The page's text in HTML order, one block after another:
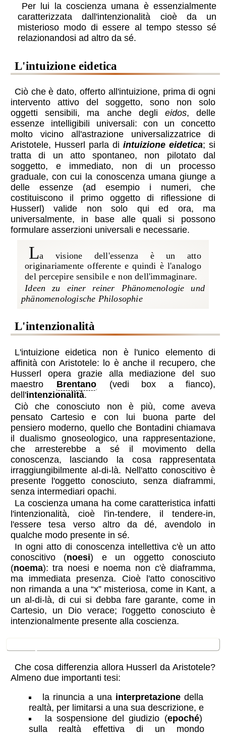
Per lui la coscienza umana è essenzialmente
caratterizzata dall'intenzionalità cioè da un
misterioso modo di essere al tempo stesso sé
relazionandosi ad altro da sé.
l'intuizione eidetica
Ciò che è dato, offerto all'intuizione, prima di ogni
intervento attivo del soggetto, sono non solo
oggetti sensibili, ma anche degli eidos, delle
essenze intelligibili universali: con un concetto
molto vicino all'astrazione universalizzatrice di
Aristotele, Husserl parla diintuizione eidetica; si
tratta di un atto spontaneo, non pilotato dal
soggetto, e immediato, non di un processo
graduale, con cui la conoscenza umana giunge a
delle essenze (ad esempio i numeri, che
costituiscono il primo oggetto di riflessione di
Husserl) valide non solo qui ed ora, ma
universalmente, in base alle quali si possono
formulare asserzioni universali e necessarie.
la visione dell'essenza è un atto
originariamente offerente e quindi è l'analogo
del percepire sensibile e non dell'immaginare.
l'intenzionalità
L'intuizione eidetica non è l'unico elemento di
affinità con Aristotele: lo è anche il recupero, che
Husserl opera grazie alla mediazione del suo
maestro
Brentano (vedi box a fianco),
dell'intenzionalità.
Ciò che conosciuto non è più, come aveva
pensato Cartesio e con lui buona parte del
pensiero moderno, quello che Bontadini chiamava
il dualismo gnoseologico, una rappresentazione,
che arresterebbe a sé il movimento della
conoscenza, lasciando la cosa rappresentata
irraggiungibilmente al-di-là. Nell'atto conoscitivo è
presente l'oggetto conosciuto, senza diaframmi,
senza intermediari opachi.
La coscienza umana ha come caratteristica infatti
l'intenzionalità, cioè l'in-tendere, il tendere-in,
l'essere tesa verso altro da dé, avendolo in
qualche modo presente in sé.
In ogni atto di conoscenza intellettiva c'è un atto
conoscitivo (noesi) e un oggetto conosciuto
(noema): tra noesi e noema non c'è diaframma,
ma immediata presenza. Cioè l'atto conoscitivo
non rimanda a una “x” misteriosa, come in Kant, a
un al-di-là, di cui si debba fare garante, come in
Cartesio, un Dio verace; l'oggetto conosciuto è
intenzionalmente presente alla coscienza.
Che cosa differenzia allora Husserl da Aristotele?
Almeno due importanti tesi:
la rinuncia a una interpretazione della
realtà, per limitarsi a una sua descrizione, e
la sospensione del giudizio (epoché)
sulla realtà effettiva di un mondo